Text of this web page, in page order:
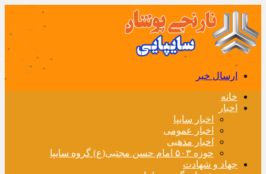
ارسال خبر
خانه
اخبار
اخبار سایپا
اخبار عمومی
اخبار مذهبی
حوزه ۵۰۳ امام حسن مجتبی(ع) گروه سایپا
جهاد و شهادت